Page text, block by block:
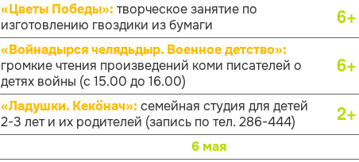
«Цветы Победы»: творческое занятие по
изготовлению гвоздики из бумаги
6+
«Войнадырся челядьдыр. Военное детство»:
громкие чтения произведений коми писателей о
детях войны (с 15.00 до 16.00)
6+
«Ладушки. Кекӧнач»: семейная студия для детей
2-3 лет и их родителей (запись по тел. 286-444)
2+
6 мая